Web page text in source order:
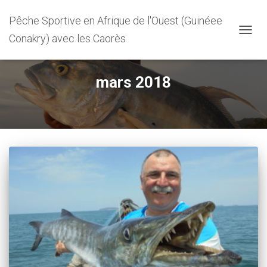
Pêche Sportive en Afrique de l'Ouest (Guinéee
Conakry) avec les Caorès
mars 2018